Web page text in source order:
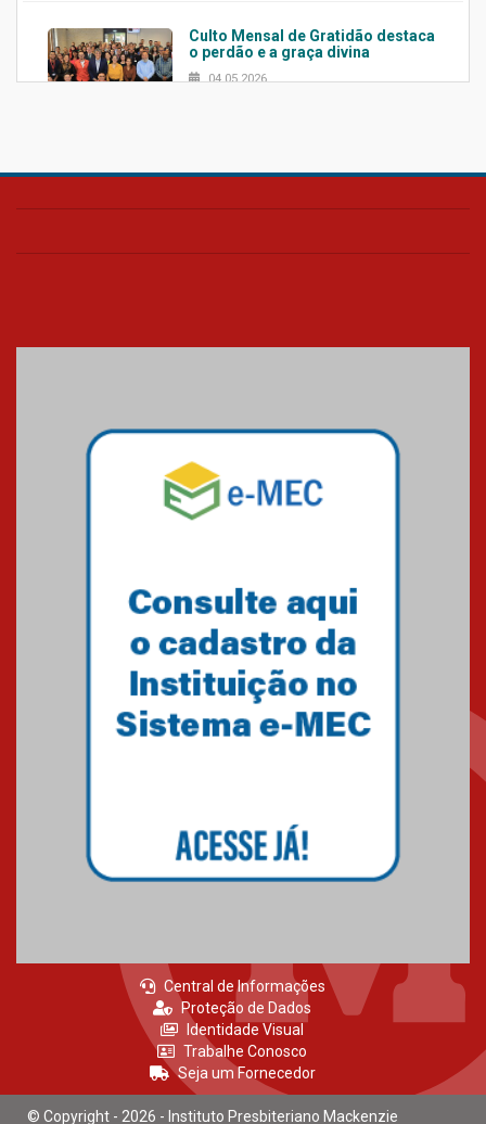
Culto Mensal de Gratidão destaca
o perdão e a graça divina
04.05.2026
Confira como foi o culto mensal
Mackenzie mobiliza campanha
solidária para apoiar famílias em
Minas Gerais
Primeiro culto do ano ressalta o
27.02.2026
Central de Informações
Proteção de Dados
Identidade Visual
Trabalhe Conosco
Seja um Fornecedor
© Copyright - 2026 - Instituto Presbiteriano Mackenzie